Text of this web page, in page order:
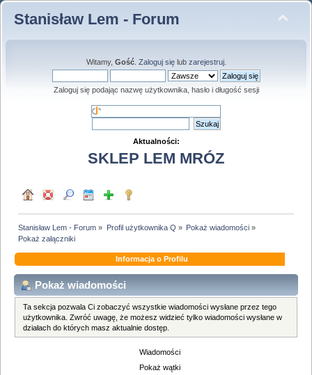
Stanisław Lem - Forum
Witamy, Gość. Zaloguj sięlub zarejestruj.
Zaloguj się podając nazwę użytkownika, hasło i długość sesji
Aktualności:
SKLEP LEM MRÓZ
Stanisław Lem - Forum » Profil użytkownika Q » Pokaż wiadomości»
Pokaż załączniki
Informacja o Profilu
Pokaż wiadomości
Ta sekcja pozwala Ci zobaczyć wszystkie wiadomości wysłane przez tego
użytkownika. Zwróć uwagę, że możesz widzieć tylko wiadomości wysłane w
działach do których masz aktualnie dostęp.
Wiadomości
Pokaż wątki